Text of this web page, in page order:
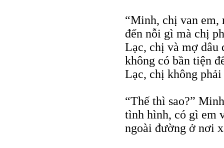
“Minh, chị van em,
đến nỗi gì mà chị
Lạc, chị và mợ
không có bần tiện
Lạc, chị không
“Thế thì sao?”
tình hình, có gì em
ngoài đường ở nơi